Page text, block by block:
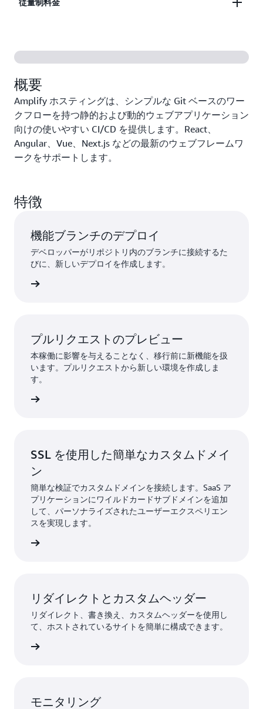
プレビュー、機能ブランチのデプロイを使用して、
従量制料金
す。シートごとの料金、長期契約、複雑なライセン
スは必要ありません。
概要
Amplify ホスティングは、シンプルな Git ベースのワー
クフローを持つ静的および動的ウェブアプリケーション
向けの使いやすい CI/CD を提供します。React、
Angular、Vue、Next.js などの最新のウェブフレームワ
ークをサポートします。
特徴
機能ブランチのデプロイ
デベロッパーがリポジトリ内のブランチに接続するた
びに、新しいデプロイを作成します。
プルリクエストのプレビュー
本稼働に影響を与えることなく、移行前に新機能を扱
います。プルリクエストから新しい環境を作成しま
す。
SSL を使用した簡単なカスタムドメイ
ン
簡単な検証でカスタムドメインを接続します。SaaS ア
プリケーションにワイルドカードサブドメインを追加
して、パーソナライズされたユーザーエクスペリエン
スを実現します。
リダイレクトとカスタムヘッダー
リダイレクト、書き換え、カスタムヘッダーを使用し
て、ホストされているサイトを簡単に構成できます。
モニタリング